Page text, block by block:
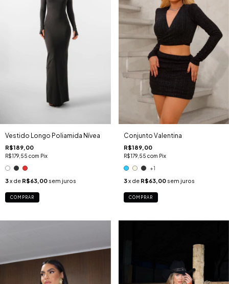
Vestido Longo Poliamida Nívea
R$189,00
R$179,55 com Pix
3x de R$63,00 sem juros
COMPRAR
Conjunto Valentina
R$189,00
R$179,55 com Pix
+1
3x de R$63,00 sem juros
COMPRAR